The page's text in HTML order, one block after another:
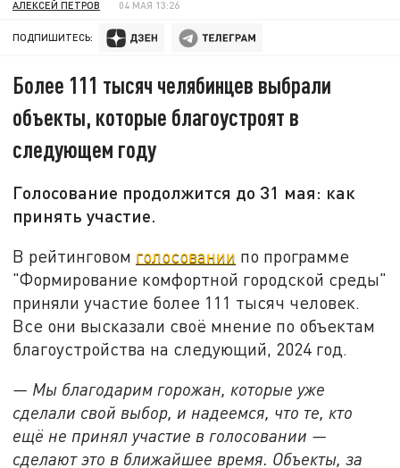
АЛЕКСЕЙ ПЕТРОВ 04 МАЯ 13:26
ПОДПИШИТЕСЬ:
Более 111 тысяч челябинцев выбрали
объекты, которые благоустроят в
следующем году
Голосование продолжится до 31 мая: как
принять участие.
В рейтинговом голосовании по программе
"Формирование комфортной городской среды"
приняли участие более 111 тысяч человек.
Все они высказали своё мнение по объектам
благоустройства на следующий, 2024 год.
— Мы благодарим горожан, которые уже
сделали свой выбор, и надеемся, что те, кто
ещё не принял участие в голосовании —
сделают это в ближайшее время. Объекты, за